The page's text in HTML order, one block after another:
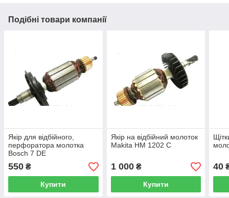
Подібні товари компанії
Якір для відбійного,
перфоратора молотка
Bosch 7 DE
550 ₴
Купити
Якір на відбійний молоток
Makita HM 1202 C
1 000₴
Купити
40